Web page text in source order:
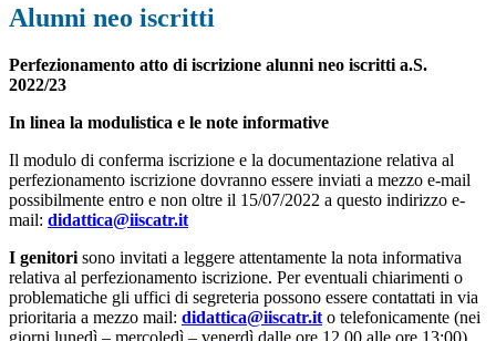
Alunni neo iscritti
Perfezionamento atto di iscrizione alunni neo iscritti a.S.
2022/23
In linea la modulistica e le note informative
Il modulo di conferma iscrizione e la documentazione relativa al
perfezionamento iscrizione dovranno essere inviati a mezzo e-mail
possibilmente entro e non oltre il 15/07/2022 a questo indirizzo e-
mail: didattica@iiscatr.it
I genitori sono invitati a leggere attentamente la nota informativa
relativa al perfezionamento iscrizione. Per eventuali chiarimenti o
problematiche gli uffici di segreteria possono essere contattati in via
prioritaria a mezzo mail: didattica@iiscatr.it o telefonicamente (nei